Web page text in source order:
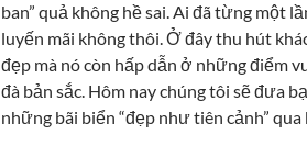
ban” quả không hề sai. Ai đã từng một
luyến mãi không thôi. Ở đây thu hút
đẹp mà nó còn hấp dẫn ở những điểm
đà bản sắc. Hôm nay chúng tôi sẽ đưa
những bãi biển “đẹp như tiên cảnh”